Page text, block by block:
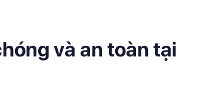
và an toàn tại